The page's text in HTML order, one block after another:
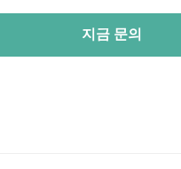
지금 문의